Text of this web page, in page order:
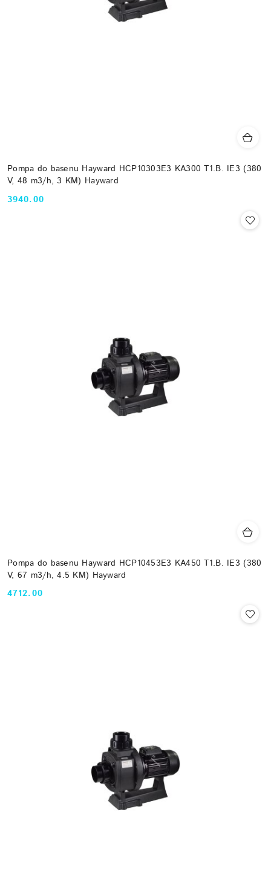
Pompa do basenu Hayward HCP10303E3 KA300 T1.B. IE3 (380
V, 48 m3/h, 3 KM) Hayward
Cena:
3940.00
Pompa do basenu Hayward HCP10453E3 KA450 T1.B. IE3 (380
V, 67 m3/h, 4.5 KM) Hayward
Cena:
4712.00